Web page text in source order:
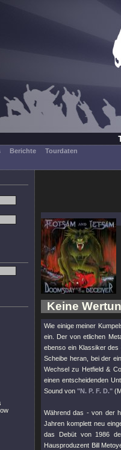
Berichte
Tourdaten
Keine
Wie einige meiner
ein. Der von etlichen
ebenso ein Klassiker
Scheibe heran, bei der
Wechsel zu Hetfield &
einen entscheidenden
Sound von "N. P. F. D."
Während das - von der
Jahren komplett neu
das Debüt von 1986
Hausproduzent Bill